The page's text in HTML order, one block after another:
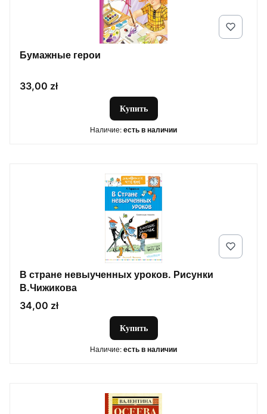
Бумажные герои
Цена
33,00 zł
Купить
Наличие: есть в наличии
В стране невыученных уроков. Рисунки
В.Чижикова
Цена
34,00 zł
Купить
Наличие: есть в наличии